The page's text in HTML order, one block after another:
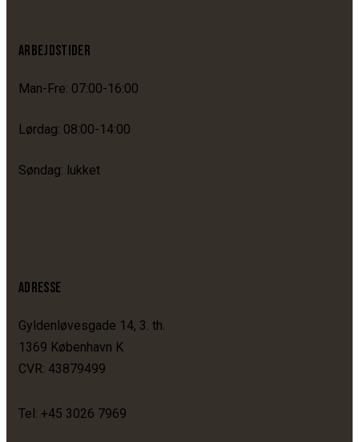
ARBEJDSTIDER
Man-Fre: 07:00-16:00
Lørdag: 08:00-14:00
Søndag: lukket
ADRESSE
Gyldenløvesgade 14, 3. th.
1369 København K
CVR: 43879499
Tel: +45 3026 7969